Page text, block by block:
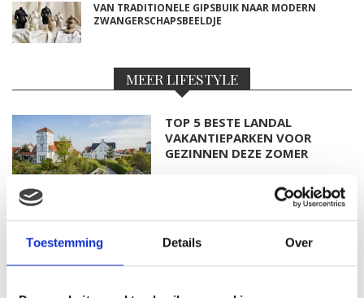
Toestemming Details Over
VAN TRADITIONELE GIPSBUIK NAAR MODERN
ZWANGERSCHAPSBEELDJE
MEER LIFESTYLE
TOP 5 BESTE LANDAL
VAKANTIEPARKEN VOOR
GEZINNEN DEZE ZOMER
VEROVERT DEZE ZOMER
NEDERLANDSE TUINEN